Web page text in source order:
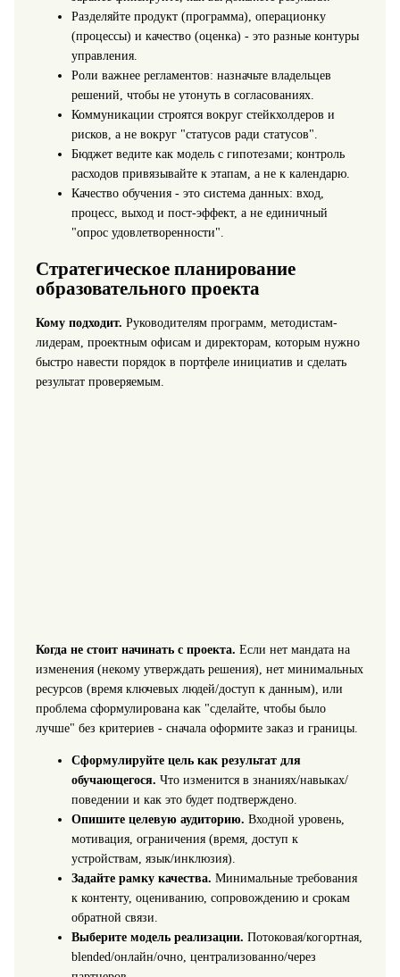
Разделяйте продукт (программа), операционку
(процессы) и качество (оценка) - это разные контуры
управления.
Роли важнее регламентов: назначьте владельцев
решений, чтобы не утонуть в согласованиях.
Коммуникации строятся вокруг стейкхолдеров и
рисков, а не вокруг "статусов ради статусов".
Бюджет ведите как модель с гипотезами; контроль
расходов привязывайте к этапам, а не к календарю.
Качество обучения - это система данных: вход,
процесс, выход и пост-эффект, а не единичный
"опрос удовлетворенности".
Стратегическое планирование
образовательного проекта
Кому подходит. Руководителям программ, методистам-
лидерам, проектным офисам и директорам, которым нужно
быстро навести порядок в портфеле инициатив и сделать
результат проверяемым.
Когда не стоит начинать с проекта. Если нет мандата на
изменения (некому утверждать решения), нет минимальных
ресурсов (время ключевых людей/доступ к данным), или
проблема сформулирована как "сделайте, чтобы было
лучше" без критериев - сначала оформите заказ и границы.
Сформулируйте цель как результат для
обучающегося. Что изменится в знаниях/навыках/
поведении и как это будет подтверждено.
Опишите целевую аудиторию. Входной уровень,
мотивация, ограничения (время, доступ к
устройствам, язык/инклюзия).
Задайте рамку качества. Минимальные требования
к контенту, оцениванию, сопровождению и срокам
обратной связи.
Выберите модель реализации. Потоковая/когортная,
blended/онлайн/очно, централизованно/через